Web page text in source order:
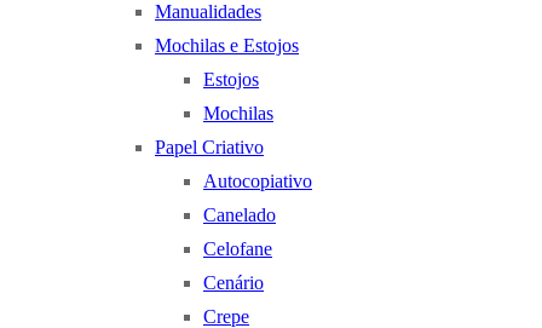
Manualidades
Mochilas e Estojos
Estojos
Mochilas
Papel Criativo
Autocopiativo
Canelado
Celofane
Cenário
Crepe